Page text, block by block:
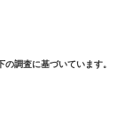
調査に基づいています。